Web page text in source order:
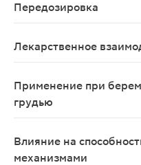
Передозировка
Лекарственное
Применение при
грудью
Влияние на
механизмами